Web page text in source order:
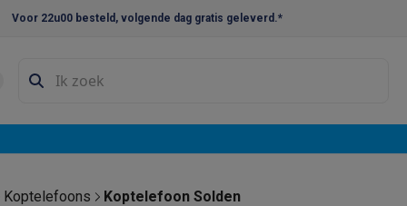
Voor 22u00 besteld, volgende dag gratis geleverd.*
koelkastenAmerikaanse koelkastenWijnkoelkasten
Koptelefoons Koptelefoon Solden